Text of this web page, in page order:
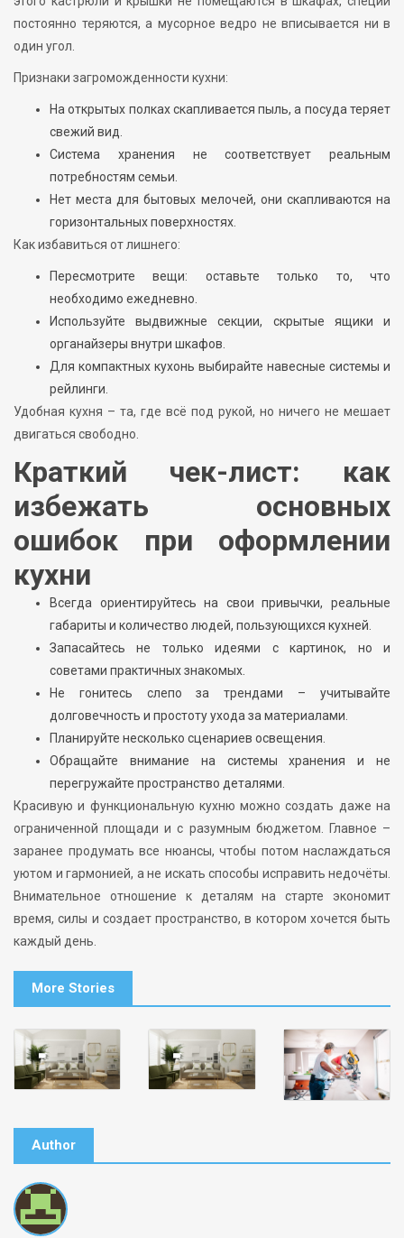
постоянно теряются, а мусорное ведро не вписывается ни в
один угол.
Признаки загроможденности кухни:
На открытых полках скапливается пыль, а посуда теряет
свежий вид.
Система хранения не соответствует реальным
потребностям семьи.
Нет места для бытовых мелочей, они скапливаются на
горизонтальных поверхностях.
Как избавиться от лишнего:
Пересмотрите вещи: оставьте только то, что
необходимо ежедневно.
Используйте выдвижные секции, скрытые ящики и
органайзеры внутри шкафов.
Для компактных кухонь выбирайте навесные системы и
рейлинги.
Удобная кухня – та, где всё под рукой, но ничего не мешает
двигаться свободно.
Краткий чек-лист: как
избежать основных
ошибок при оформлении
кухни
Всегда ориентируйтесь на свои привычки, реальные
габариты и количество людей, пользующихся кухней.
Запасайтесь не только идеями с картинок, но и
советами практичных знакомых.
Не гонитесь слепо за трендами – учитывайте
долговечность и простоту ухода за материалами.
Планируйте несколько сценариев освещения.
Обращайте внимание на системы хранения и не
перегружайте пространство деталями.
Красивую и функциональную кухню можно создать даже на
ограниченной площади и с разумным бюджетом. Главное –
заранее продумать все нюансы, чтобы потом наслаждаться
уютом и гармонией, а не искать способы исправить недочёты.
Внимательное отношение к деталям на старте экономит
время, силы и создает пространство, в котором хочется быть
каждый день.
More Stories
Author